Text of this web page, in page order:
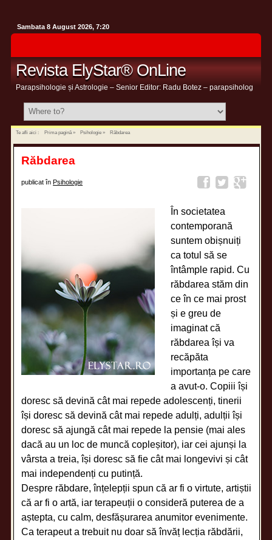
Sambata 8 August 2026, 7:20
Revista ElyStar® OnLine
Parapsihologie și Astrologie – Senior Editor: Radu Botez – parapsiholog
Te afli aici : Prima pagină» Psihologie» Răbdarea
Răbdarea
publicat înPsihologie
În societatea
contemporană
suntem obișnuiți
ca totul să se
întâmple rapid. Cu
răbdarea stăm din
ce în ce mai prost
și e greu de
imaginat că
răbdarea își va
recăpăta
importanța pe care
a avut-o. Copiii își
doresc să devină cât mai repede adolescenți, tinerii
își doresc să devină cât mai repede adulți, adulții își
doresc să ajungă cât mai repede la pensie (mai ales
dacă au un loc de muncă copleșitor), iar cei ajunși la
vârsta a treia, își doresc să fie cât mai longevivi și cât
mai independenți cu putință.
Despre răbdare, înțelepții spun că ar fi o virtute, artiștii
că ar fi o artă, iar terapeuții o consideră puterea de a
aștepta, cu calm, desfășurarea anumitor evenimente.
Ca terapeut a trebuit nu doar să învăț lecția răbdării,